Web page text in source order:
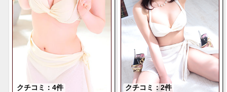
クチコミ：4件
クチコミ：2件